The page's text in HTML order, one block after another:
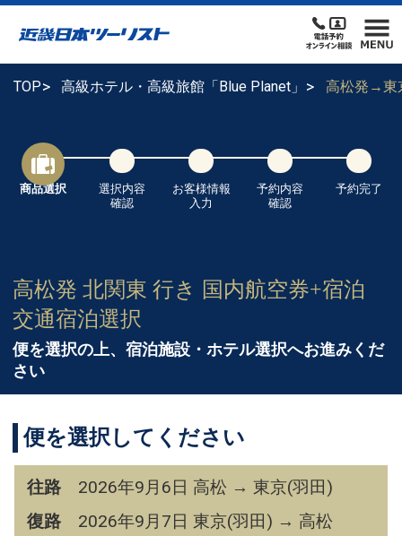
TOP 高級ホテル・高級旅館「Blue Planet」 高松発→東
商品選択
選択内容
確認
お客様情報
入力
予約内容
確認
予約完了
高松発 北関東 行き 国内航空券+宿泊
交通宿泊選択
便を選択の上、宿泊施設・ホテル選択へお進みくだ
さい
便を選択してください
往路
2026年9月6日 高松 → 東京(羽田)
復路
2026年9月7日 東京(羽田) → 高松